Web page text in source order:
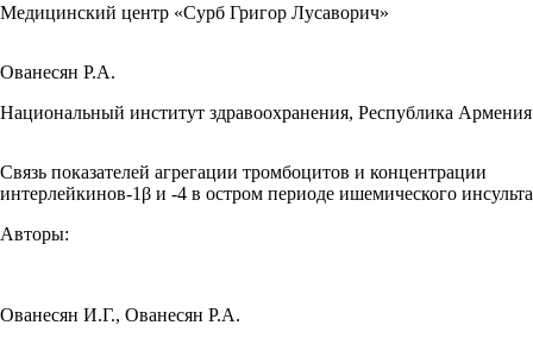
Медицинский центр «Сурб Григор Лусаворич»
Ованесян Р.А.
Национальный институт здравоохранения, Республика Армения
Связь показателей агрегации тромбоцитов и концентрации
интерлейкинов-1β и -4 в остром периоде ишемического инсульта
Авторы:
Ованесян И.Г., Ованесян Р.А.